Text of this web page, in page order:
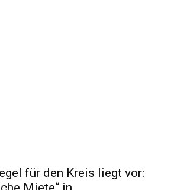
für den Kreis liegt vor: